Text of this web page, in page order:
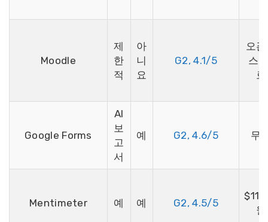
Moodle
제
한
적
아
니
요
G2, 4.1/5
오
스,
료
Google Forms
AI
보
고
서
예 G2, 4.6/5 무
Mentimeter 예 예 G2, 4.5/5
월